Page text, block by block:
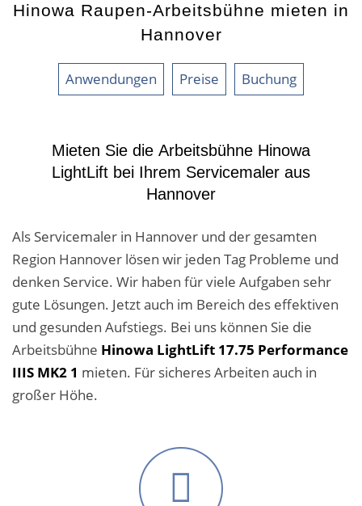
Über uns
Mitarbeiter / Das Team
Referenzen und Kundenbewertungen
Malerarbeiten in der Region
Stellenangebote: Maler-Facharbeiter gesucht
Leistungen ›
Altbausanierung
Betonoptik
Bodenbeläge & Designböden
Der gesunde Raum
Echtmetalloptik
Hinowa Raupen-Arbeitsbühne mieten in
Hannover
Anwendungen Preise Buchung
Mieten Sie die Arbeitsbühne Hinowa
LightLift bei Ihrem Servicemaler aus
Hannover
Als Servicemaler in Hannover und der gesamten
Region Hannover lösen wir jeden Tag Probleme und
denken Service. Wir haben für viele Aufgaben sehr
gute Lösungen. Jetzt auch im Bereich des effektiven
und gesunden Aufstiegs. Bei uns können Sie die
Arbeitsbühne Hinowa LightLift 17.75 Performance
IIIS MK2 1 mieten. Für sicheres Arbeiten auch in
großer Höhe.